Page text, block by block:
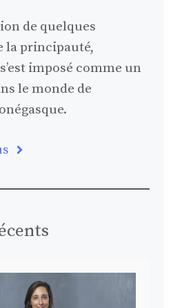
de quelques
la principauté,
imposé comme un
le monde de